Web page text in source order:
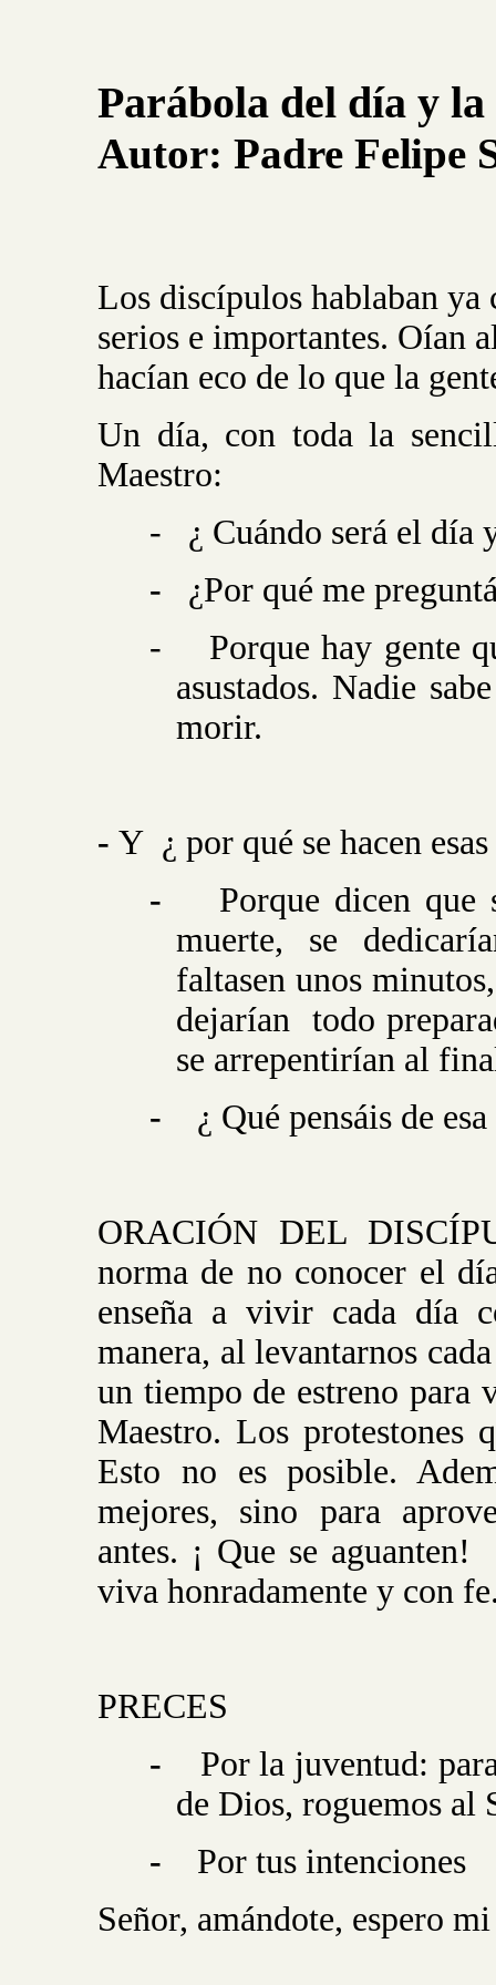
Parábola del día y
Autor: Padre Felipe
Los discípulos hablaban ya
serios e importantes. Oían
hacían eco de lo que la
Un día, con toda la
Maestro:
-
¿ Cuándo será el día
-
¿Por qué me
-
Porque hay gente
asustados. Nadie
morir.
- Y ¿ por qué se hacen
-
Porque dicen
muerte, se
faltasen unos
dejarían todo
se arrepentirían al
-
¿ Qué pensáis de
ORACIÓN DEL
norma de no conocer el
enseña a vivir cada día
manera, al levantarnos cada
un tiempo de estreno para
Maestro. Los protestones
Esto no es posible.
mejores, sino para
antes. ¡ Que se aguanten!
viva honradamente y con
PRECES
-
Por la juventud:
de Dios, roguemos al
-
Por tus intenciones
Señor, amándote, espero